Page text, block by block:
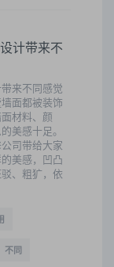
计带来不
来不同感觉
面都被装饰
材料、颜
美感十足。
司带给大家
美感，凹凸
、粗犷，依
不同